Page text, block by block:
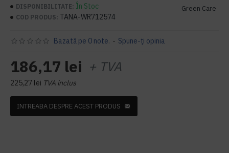
DISPONIBILITATE: În Stoc
COD PRODUS: TANA-WR712574
Green Care
Bazată pe 0 note. - Spune-ţi opinia
186,17 lei + TVA
225,27 lei TVA inclus
INTREABA DESPRE ACEST PRODUS